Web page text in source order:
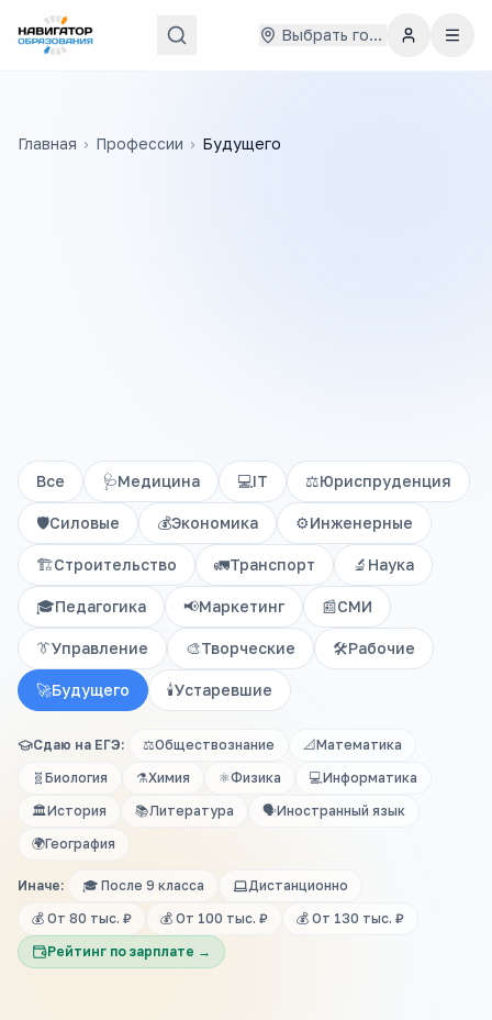
Выбрать город
Главная › Профессии › Будущего
Все 🩺Медицина 💻IT ⚖️Юриспруденция
🛡️Силовые 💰Экономика ⚙️Инженерные
🏗️Строительство 🚛Транспорт 🔬 Наука
🎓Педагогика 📢Маркетинг 📰СМИ
👔Управление 🎨Творческие 🛠️Рабочие
🚀Будущего 🕯️Устаревшие
Сдаю на ЕГЭ: ⚖️Обществознание 📐Математика
🧬 Биология ⚗️Химия ⚛️Физика 💻Информатика
🏛️История 📚Литература 🗣️Иностранный язык
🌍География
Иначе: 🎓 После 9 класса
Дистанционно
💰 От 80 тыс. ₽
💰 От 100 тыс. ₽
💰 От 130 тыс. ₽
Рейтинг по зарплате →